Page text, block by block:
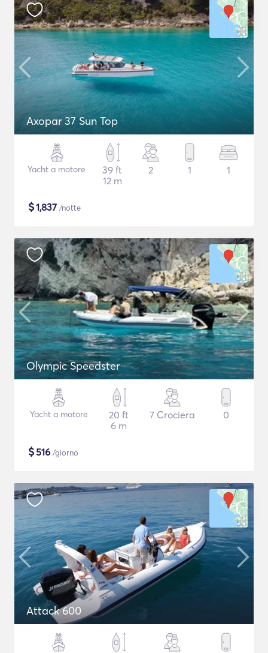
Axopar 37 Sun Top
Yacht a motore
39 ft
12 m
2 1 1
$1,837 /notte
Olympic Speedster
Yacht a motore
20 ft
6 m
7 Crociera 0
$516 /giorno
Attack 600